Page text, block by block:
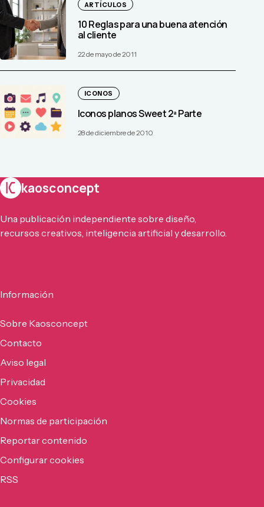
ARTÍCULOS
10 Reglas para una buena atención
al cliente
22 de mayo de 2011
ICONOS
Iconos planos Sweet 2ª Parte
28 de diciembre de 2010
kaosconcept
Una publicación independiente sobre diseño,
recursos creativos, inteligencia artificial y desarrollo.
Información
Sobre Kaosconcept
Contacto
Aviso legal
Privacidad
Cookies
Normas de participación
Reportar contenido
Configurar cookies
RSS